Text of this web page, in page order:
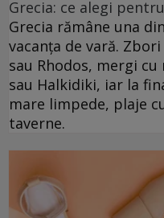
Grecia: ce alegi
Grecia rămâne una
vacanța de vară.
sau Rhodos, mergi
sau Halkidiki, iar la
mare limpede, plaje
taverne.